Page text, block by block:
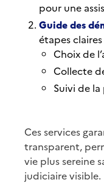
pour une
Guide des
étapes claires
Choix de
Collecte
Suivi de
Ces services
transparent,
vie plus sereine
judiciaire visible.